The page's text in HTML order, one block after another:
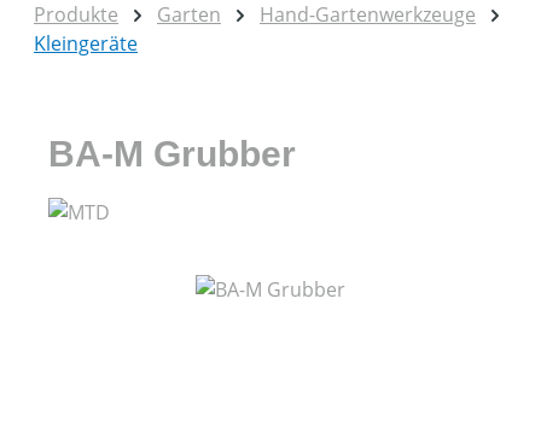
Produkte Garten
Hand-Gartenwerkzeuge
Kleingeräte
BA-M Grubber
Bildergalerie überspringen